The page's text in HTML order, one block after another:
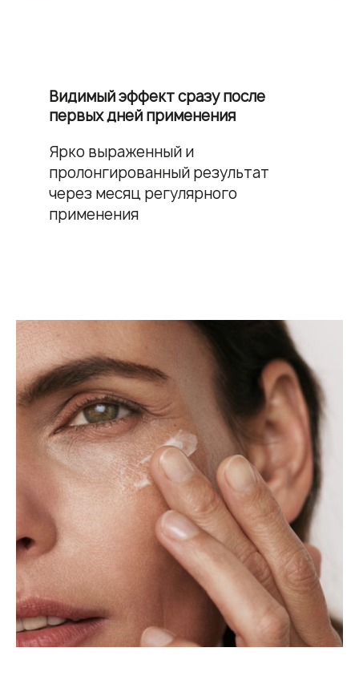
Видимый эффект сразу после
первых дней применения
Ярко выраженный и
пролонгированный результат
через месяц регулярного
применения